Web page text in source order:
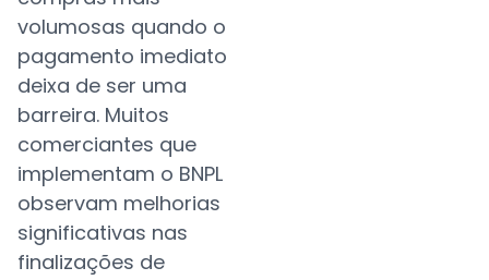
volumosas quando o
pagamento imediato
deixa de ser uma
barreira. Muitos
comerciantes que
implementam o BNPL
observam melhorias
significativas nas
finalizações de